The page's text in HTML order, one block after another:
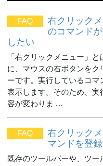
FAQ
右クリック
のコマンド
したい
「右クリックメニュー」
に、マウスの右ボタンをク
ーです。実行しているコ
表示します。そのため、実
容が変わりま …
FAQ
右クリック
マンドを登
既存のツールバーや、ツー